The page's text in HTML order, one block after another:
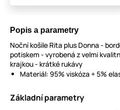
Popis a parametry
Noční košile Rita plus Donna -
potiskem - vyrobená z velmi
krajkou - krátké rukávy
Materiál: 95% viskóza + 5%
Základní parametry